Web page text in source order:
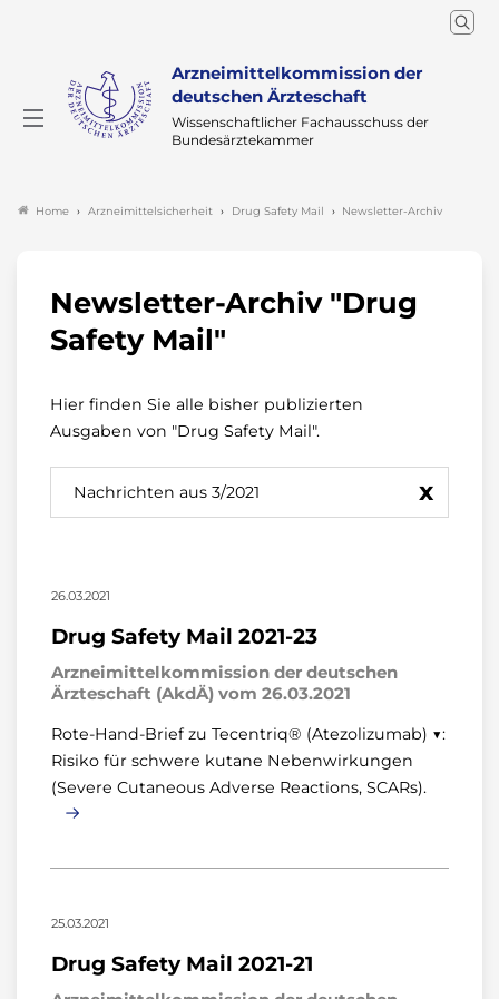
Arzneimittelkommission der
deutschen Ärzteschaft
Wissenschaftlicher Fachausschuss der
Bundesärztekammer
Home Arzneimittelsicherheit Drug Safety Mail Newsletter-Archiv
Newsletter-Archiv "Drug
Safety Mail"
Hier finden Sie alle bisher publizierten
Ausgaben von "Drug Safety Mail".
Nachrichten aus 3/2021 x
26.03.2021
Drug Safety Mail 2021-23
Arzneimittelkommission der deutschen
Ärzteschaft (AkdÄ) vom 26.03.2021
Rote-Hand-Brief zu Tecentriq® (Atezolizumab) ▼:
Risiko für schwere kutane Nebenwirkungen
(Severe Cutaneous Adverse Reactions, SCARs).
25.03.2021
Drug Safety Mail 2021-21